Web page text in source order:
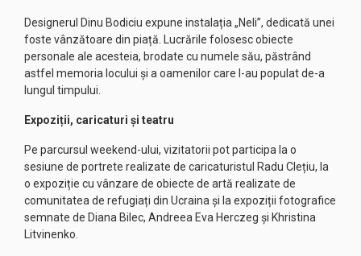
Designerul Dinu Bodiciu expune instalația „Neli”, dedicată unei
foste vânzătoare din piață. Lucrările folosesc obiecte
personale ale acesteia, brodate cu numele său, păstrând
astfel memoria locului și a oamenilor care l-au populat de-a
lungul timpului.
Expoziții, caricaturi și teatru
Pe parcursul weekend-ului, vizitatorii pot participa la o
sesiune de portrete realizate de caricaturistul Radu Clețiu, la
o expoziție cu vânzare de obiecte de artă realizate de
comunitatea de refugiați din Ucraina și la expoziții fotografice
semnate de Diana Bilec, Andreea Eva Herczeg și Khristina
Litvinenko.